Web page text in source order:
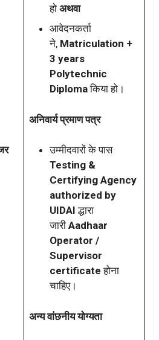
हो अथवा
आवेदनकर्ता
ने, Matriculation +
3 years
Polytechnic
Diplomaकिया हो।
अनिवार्य प्रमाण पत्र
उम्मीदवारों के पास
Testing &
Certifying Agency
authorized by
UIDAIद्धारा
जारी Aadhaar
Operator /
Supervisor
certificate होना
चाहिए।
अन्य वांछनीय योग्यता